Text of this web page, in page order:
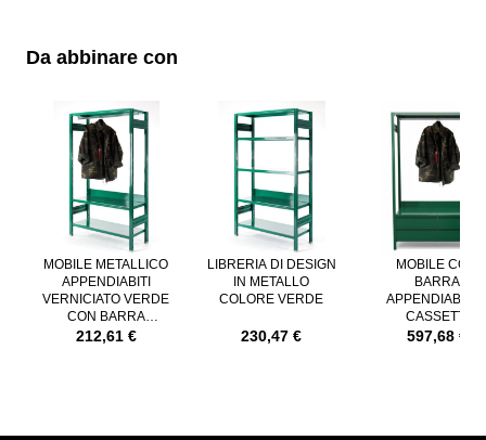
Da abbinare con
È possibile navigare tra gli elementi del carosello utilizzando il
Premere per saltare il carosello
MOBILE METALLICO
APPENDIABITI
VERNICIATO VERDE
CON BARRA
APPENDIABITI
212,61 €
LIBRERIA DI DESIGN
IN METALLO
COLORE VERDE
230,47 €
MOBILE CON
BARRA
APPENDIABITI
CASSETTI
VERNICIATO
597,68 €